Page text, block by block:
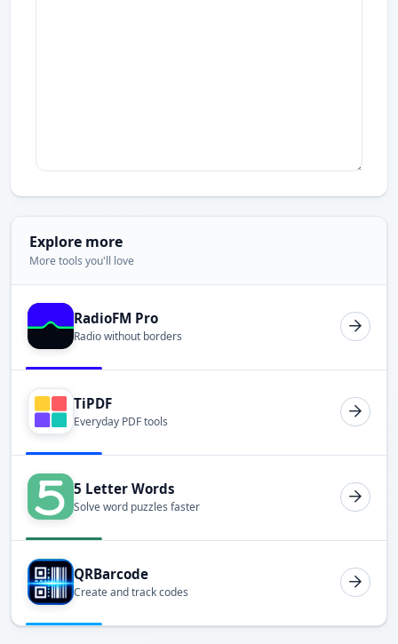
Explore more
More tools you'll love
RadioFM Pro
Radio without borders
TiPDF
Everyday PDF tools
5 Letter Words
Solve word puzzles faster
QRBarcode
Create and track codes